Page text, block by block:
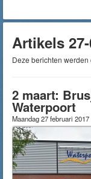
Artikels
Deze berichten
2 maart:
Waterpoort
Maandag 27 februari 2017